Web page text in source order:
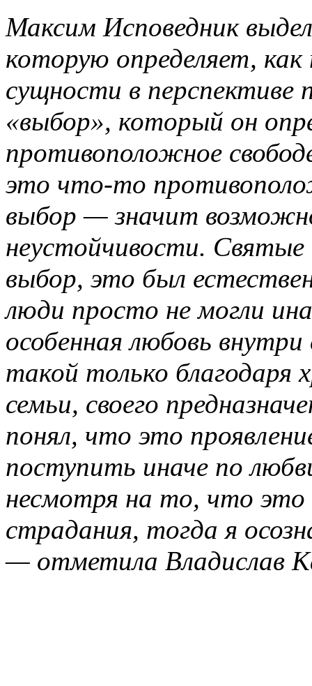
Максим Исповедник
которую определяет, как
сущности в перспективе
«выбор», который он
противоположное
это что-то
выбор — значит
неустойчивости.
выбор, это был
люди просто не могли
особенная любовь
такой только благодаря
семьи, своего
понял, что это
поступить иначе по
несмотря на то, что это
страдания, тогда я
— отметила Владислав